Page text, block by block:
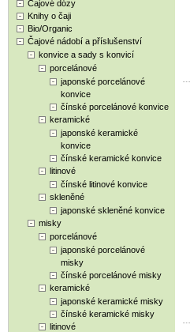
Čajové dózy
Knihy o čaji
Bio/Organic
Čajové nádobí a příslušenství
konvice a sady s konvicí
porcelánové
japonské porcelánové
konvice
čínské porcelánové konvice
keramické
japonské keramické
konvice
čínské keramické konvice
litinové
čínské litinové konvice
skleněné
japonské skleněné konvice
misky
porcelánové
japonské porcelánové
misky
čínské porcelánové misky
keramické
japonské keramické misky
čínské keramické misky
litinové